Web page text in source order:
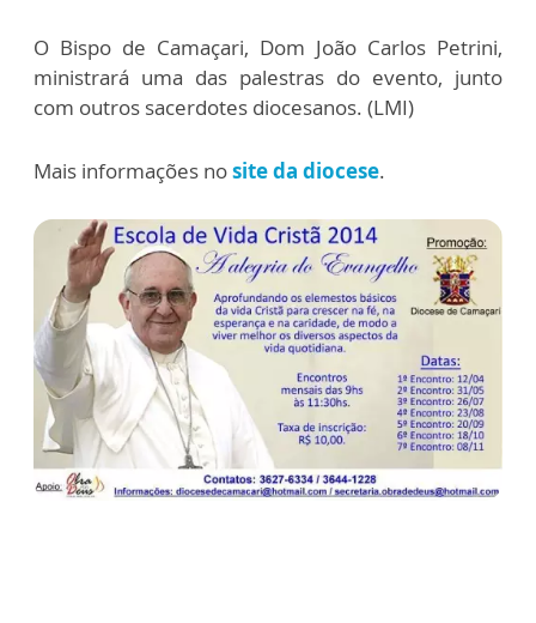
O Bispo de Camaçari, Dom João Carlos Petrini,
ministrará uma das palestras do evento, junto
com outros sacerdotes diocesanos. (LMI)
Mais informações nosite da diocese.